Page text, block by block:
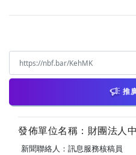
推
發佈單位名稱：財團法人
新聞聯絡人：訊息服務核稿員